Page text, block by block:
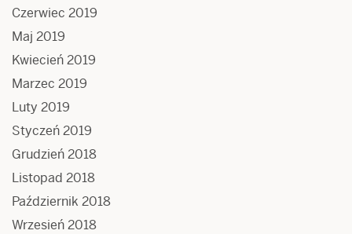
Czerwiec 2019
Maj 2019
Kwiecień 2019
Marzec 2019
Luty 2019
Styczeń 2019
Grudzień 2018
Listopad 2018
Październik 2018
Wrzesień 2018